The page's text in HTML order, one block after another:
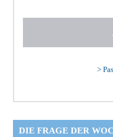
>
DIE FRAGE DER